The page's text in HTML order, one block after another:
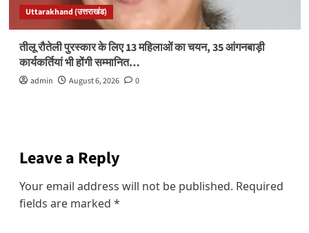
Uttarakhand (उत्तराखंड)
तीलू रौतेली पुरस्कार के लिए 13 महिलाओं का चयन, 35 आंगनबाड़ी
कार्यकर्तियां भी होंगी सम्मानित…
admin August 6, 2026 0
Leave a Reply
Your email address will not be published. Required
fields are marked *